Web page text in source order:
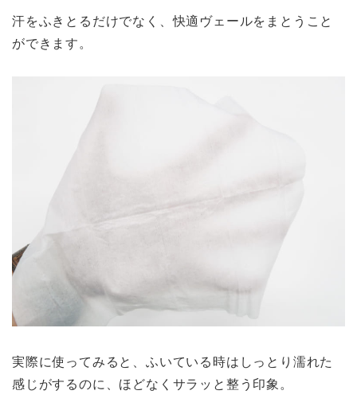
汗をふきとるだけでなく、快適ヴェールをまとうこと
ができます。
実際に使ってみると、ふいている時はしっとり濡れた
感じがするのに、ほどなくサラッと整う印象。